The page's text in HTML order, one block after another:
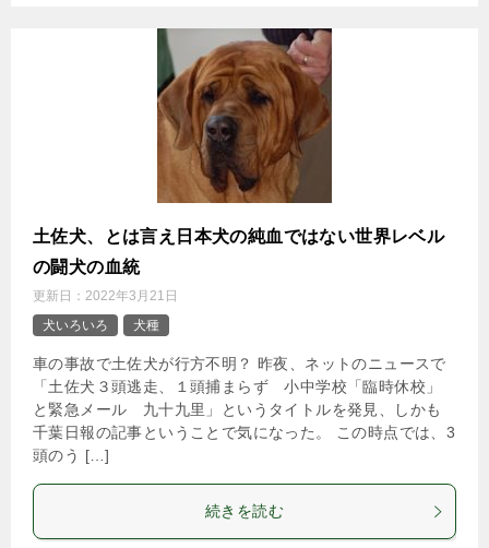
土佐犬、とは言え日本犬の純血ではない世界レベル
の闘犬の血統
更新日： 2022年3月21日
犬いろいろ
犬種
車の事故で土佐犬が行方不明？ 昨夜、ネットのニュースで
「土佐犬３頭逃走、１頭捕まらず 小中学校「臨時休校」
と緊急メール 九十九里」というタイトルを発見、しかも
千葉日報の記事ということで気になった。 この時点では、3
頭のう […]
続きを読む